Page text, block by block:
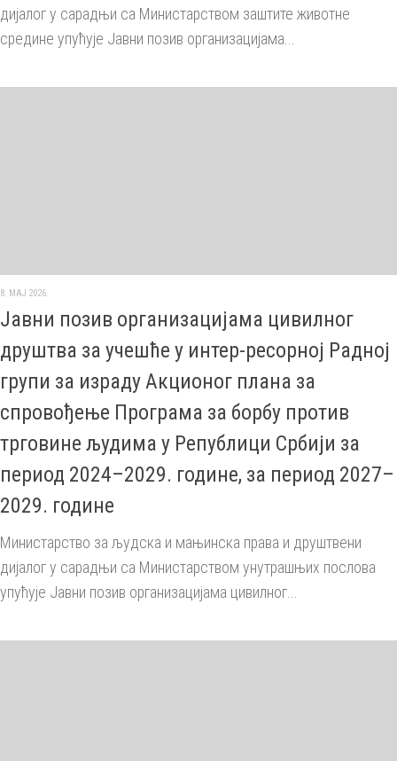
дијалог у сарадњи са Министарством заштите животне
средине упућује Јавни позив организацијама...
8. МАЈ 2026.
Јавни позив организацијама цивилног
друштва за учешће у интер-ресорној Радној
групи за израду Акционог плана за
спровођење Програма за борбу против
трговине људима у Републици Србији за
период 2024–2029. године, за период 2027–
2029. године
Министарство за људска и мањинска права и друштвени
дијалог у сарадњи са Министарством унутрашњих послова
упућује Јавни позив организацијама цивилног...